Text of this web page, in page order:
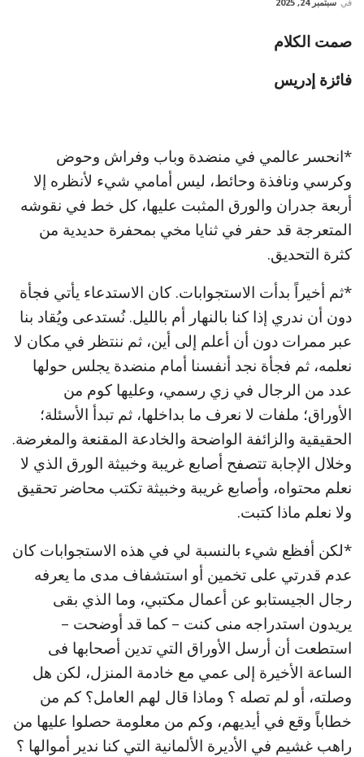
صمت الكلام
فائزة إدريس
*انحسر عالمي في منضدة وباب وفراش وحوض
وكرسي ونافذة وحائط، ليس أمامي شيء لأنظره إلا
أربعة جدران والورق المثبت عليها، كل خط في نقوشه
المتعرجة قد حفر في ثنايا مخي بمحفرة حديدية من
كثرة التحديق.
*ثم أخيراً بدأت الاستجوابات. كان الاستدعاء يأتي فجأة
دون أن ندري إذا كنا بالنهار أم بالليل. نُستدعى ويُقاد بنا
عبر ممرات دون أن أعلم إلى أين، ثم ننتظر في مكان لا
نعلمه، ثم فجأة نجد أنفسنا أمام منضدة يجلس حولها
عدد من الرجال في زي رسمي، وعليها كوم من
الأوراق؛ ملفات لا نعرف ما بداخلها، ثم تبدأ الأسئلة؛
الحقيقية والزائفة الواضحة والخادعة المقنعة والمغرضة.
وخلال الإجابة تتصفح أصابع غريبة وخبيثة الورق الذي لا
نعلم محتواه، وأصابع غريبة وخبيثة تكتب محاضر تحقيق
ولا نعلم ماذا كتبت.
*لكن أفظع شيء بالنسبة لي في هذه الاستجوابات كان
عدم قدرتي على تخمين أو استشفاف مدى ما يعرفه
رجال الجيستابو عن أعمال مكتبي، وما الذي بقى
يريدون استدراجه منى كنت – كما قد أوضحت –
استطعت أن أرسل الأوراق التي تدين أصحابها فى
الساعة الأخيرة إلى عمي مع خادمة المنزل، لكن هل
وصلته، أو لم تصله ؟ وماذا قال لهم العامل؟ كم من
خطاباً وقع في أيديهم، وكم من معلومة حصلوا عليها من
راهب غشيم في الأديرة الألمانية التي كنا ندير أموالها ؟